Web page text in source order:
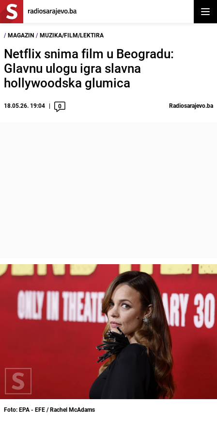
/ MAGAZIN / MUZIKA/FILM/LEKTIRA
Netflix snima film u Beogradu:
Glavnu ulogu igra slavna
hollywoodska glumica
18.05.26. 19:04 0 Radiosarajevo.ba
Foto: EPA - EFE / Rachel McAdams